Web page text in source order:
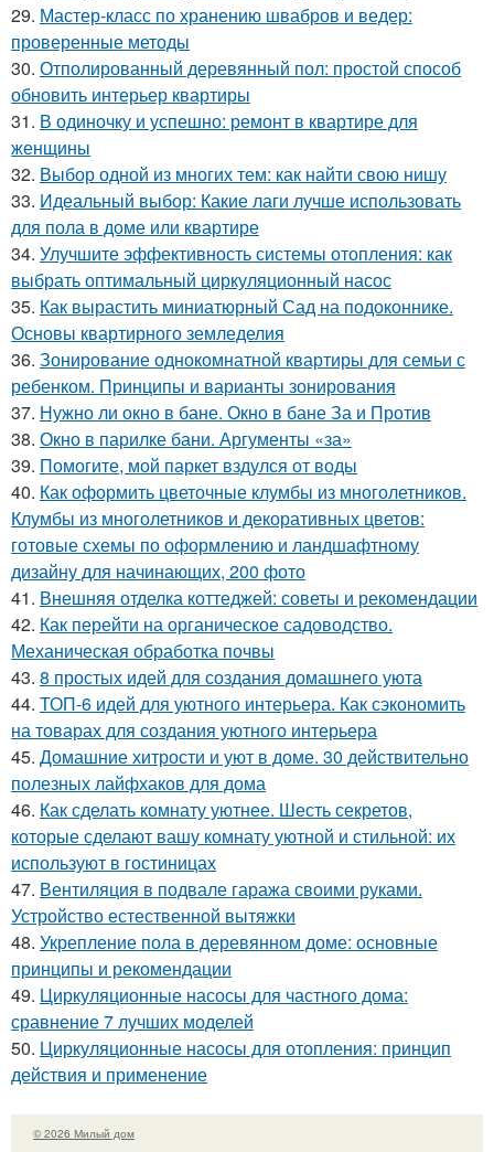
29. Мастер-класс по хранению швабров и ведер:
проверенные методы
30. Отполированный деревянный пол: простой способ
обновить интерьер квартиры
31. В одиночку и успешно: ремонт в квартире для
женщины
32. Выбор одной из многих тем: как найти свою нишу
33. Идеальный выбор: Какие лаги лучше использовать
для пола в доме или квартире
34. Улучшите эффективность системы отопления: как
выбрать оптимальный циркуляционный насос
35. Как вырастить миниатюрный Сад на подоконнике.
Основы квартирного земледелия
36. Зонирование однокомнатной квартиры для семьи с
ребенком. Принципы и варианты зонирования
37. Нужно ли окно в бане. Окно в бане За и Против
38. Окно в парилке бани. Аргументы «за»
39. Помогите, мой паркет вздулся от воды
40. Как оформить цветочные клумбы из многолетников.
Клумбы из многолетников и декоративных цветов:
готовые схемы по оформлению и ландшафтному
дизайну для начинающих, 200 фото
41. Внешняя отделка коттеджей: советы и рекомендации
42. Как перейти на органическое садоводство.
Механическая обработка почвы
43. 8 простых идей для создания домашнего уюта
44. ТОП-6 идей для уютного интерьера. Как сэкономить
на товарах для создания уютного интерьера
45. Домашние хитрости и уют в доме. 30 действительно
полезных лайфхаков для дома
46. Как сделать комнату уютнее. Шесть секретов,
которые сделают вашу комнату уютной и стильной: их
используют в гостиницах
47. Вентиляция в подвале гаража своими руками.
Устройство естественной вытяжки
48. Укрепление пола в деревянном доме: основные
принципы и рекомендации
49. Циркуляционные насосы для частного дома:
сравнение 7 лучших моделей
50. Циркуляционные насосы для отопления: принцип
действия и применение
© 2026 Милый дом